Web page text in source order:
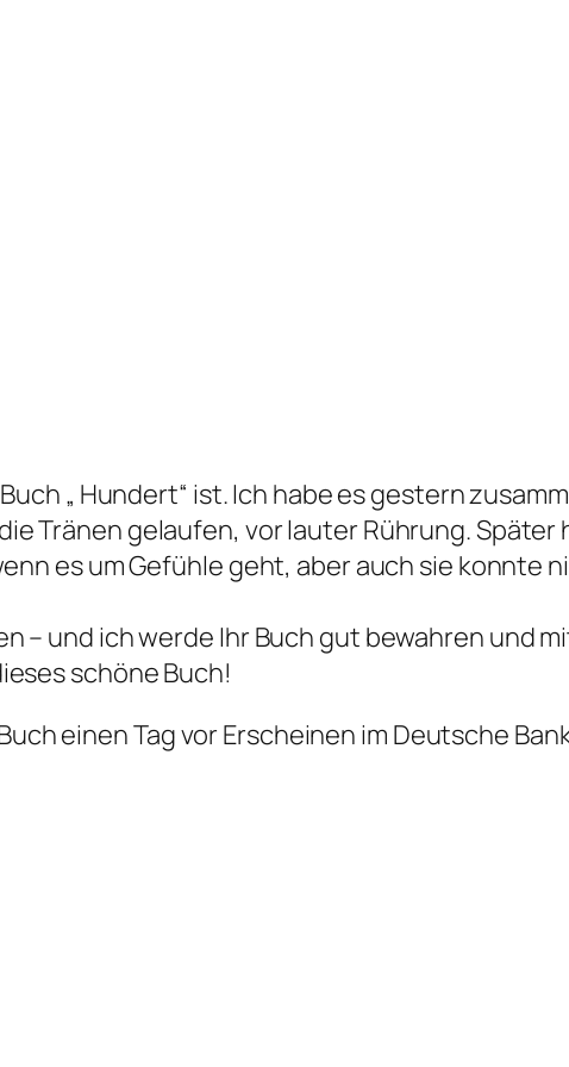
„ Hundert“ ist. Ich habe es gestern
Tränen gelaufen, vor lauter Rührung. Später
es um Gefühle geht, aber auch sie konnte
– und ich werde Ihr Buch gut bewahren und
schöne Buch!
einen Tag vor Erscheinen im Deutsche